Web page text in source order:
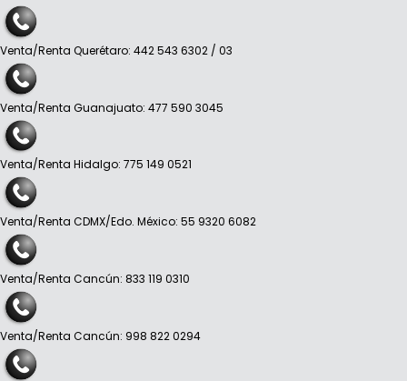
Venta/Renta Querétaro: 442 543 6302 / 03
Venta/Renta Guanajuato: 477 590 3045
Venta/Renta Hidalgo: 775 149 0521
Venta/Renta CDMX/Edo. México: 55 9320 6082
Venta/Renta Cancún: 833 119 0310
Venta/Renta Cancún: 998 822 0294